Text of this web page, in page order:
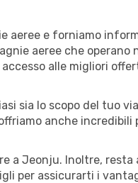
aeree e forniamo
aeree che operano
alle migliori
sia lo scopo del tuo
anche
a Jeonju. Inoltre,
per assicurarti i